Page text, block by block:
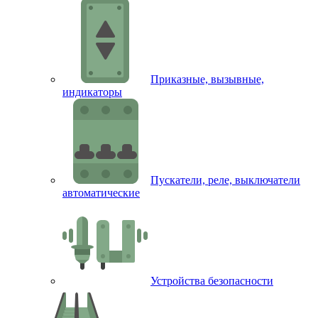
Приказные, вызывные,
индикаторы
Пускатели, реле, выключатели
автоматические
Устройства безопасности